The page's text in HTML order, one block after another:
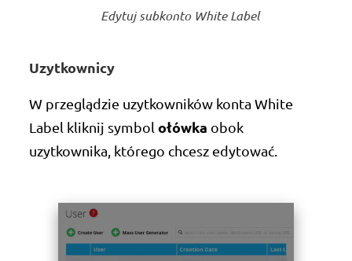
Edytuj subkonto White Label
Uzytkownicy
W przeglądzie uzytkowników konta White
Label kliknij symbolołówka obok
uzytkownika, którego chcesz edytować.